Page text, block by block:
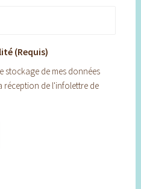
(Requis)
stockage de mes données
réception de l'infolettre de